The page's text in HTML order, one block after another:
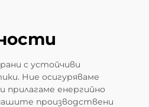
с устойчиви
Ние осигуряваме
прилагаме енергийно
производствени